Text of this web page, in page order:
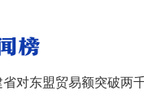
对东盟贸易额突破两